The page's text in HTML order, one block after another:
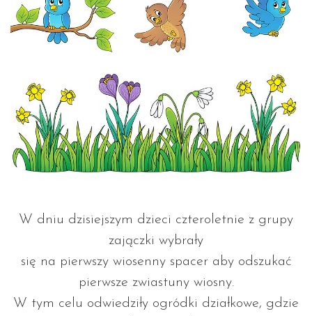
W dniu dzisiejszym dzieci czteroletnie z grupy
zajączki wybrały
się na pierwszy wiosenny spacer aby odszukać
pierwsze zwiastuny wiosny.
W tym celu odwiedziły ogródki działkowe, gdzie